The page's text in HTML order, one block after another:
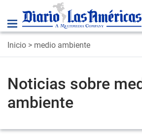
Inicio > medio ambiente
Noticias sobre
ambiente